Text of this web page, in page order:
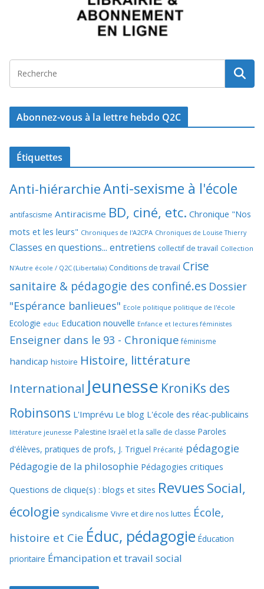
Abonnez-vous à la lettre hebdo Q2C
Étiquettes
Anti-hiérarchieAnti-sexisme à l'école
antifascisme Antiracisme BD, ciné, etc. Chronique "Nos
mots et les leurs" Chroniques de l'A2CPA Chroniques de Louise Thierry
Classes en questions... entretiens collectif de travail Collection
N'Autre école / Q2C (Libertalia) Conditions de travail Crise
sanitaire & pédagogie des confiné.es Dossier
"Espérance banlieues" Ecole politique politique de l'école
Ecologie educ Education nouvelle Enfance et lectures féministes
Enseigner dans le 93 - Chronique féminisme
handicap histoire Histoire, littérature
International Jeunesse KroniKs des
Robinsons L'Imprévu Le blog L'école des réac-publicains
littérature jeunesse Palestine Israël et la salle de classe Paroles
d'élèves, pratiques de profs, J. Triguel Précarité pédagogie
Pédagogie de la philosophie Pédagogies critiques
Questions de clique(s) : blogs et sites RevuesSocial,
écologie syndicalisme Vivre et dire nos luttes École,
histoire et Cie Éduc, pédagogie Éducation
prioritaire Émancipation et travail social